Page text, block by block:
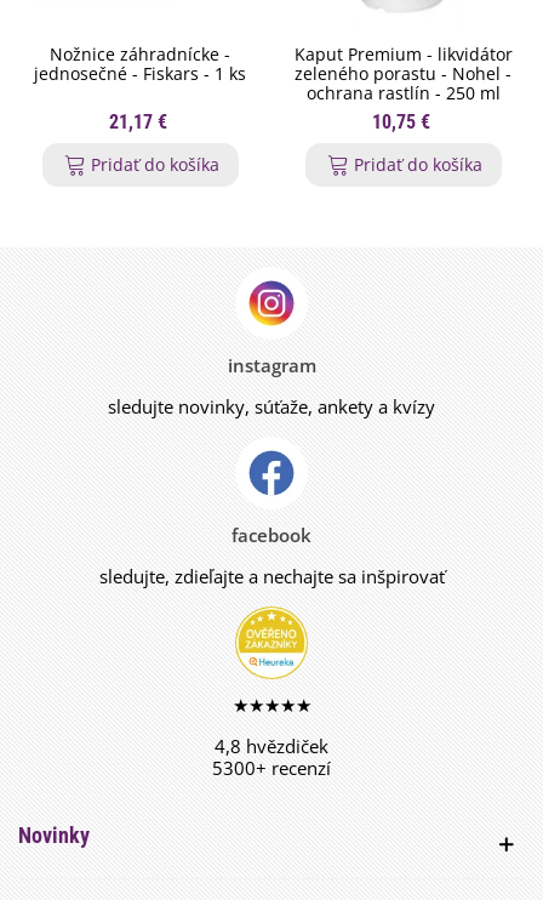
Nožnice záhradnícke -
jednosečné - Fiskars - 1 ks
21,17 €
Pridať do košíka
Kaput Premium - likvidátor
zeleného porastu - Nohel -
ochrana rastlín - 250 ml
10,75 €
Pridať do košíka
instagram
sledujte novinky, súťaže, ankety a kvízy
facebook
sledujte, zdieľajte a nechajte sa inšpirovať
★★★★★
4,8 hvězdiček
5300+ recenzí
Novinky